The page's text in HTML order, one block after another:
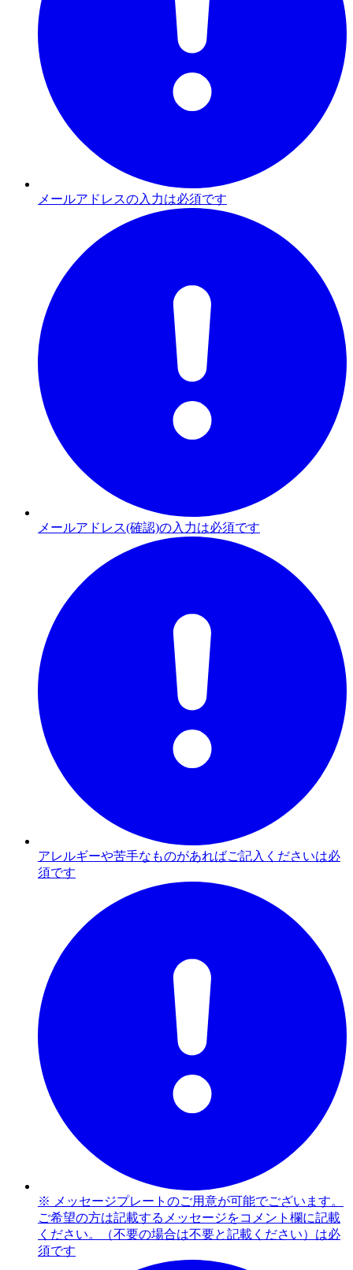
メールアドレスの入力は必須です
メールアドレス(確認)の入力は必須です
アレルギーや苦手なものがあればご記入くださいは必
須です
※ メッセージプレートのご用意が可能でございます。
ご希望の方は記載するメッセージをコメント欄に記載
ください。（不要の場合は不要と記載ください）は必
須です